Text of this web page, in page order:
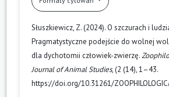
Słuszkiewicz, Z. (2024). O szczurach i
Pragmatystyczne podejście do wolnej
dla dychotomii człowiek-zwierzę.
Journal of Animal Studies, (2 (14), 1–43.
https://doi.org/10.31261/